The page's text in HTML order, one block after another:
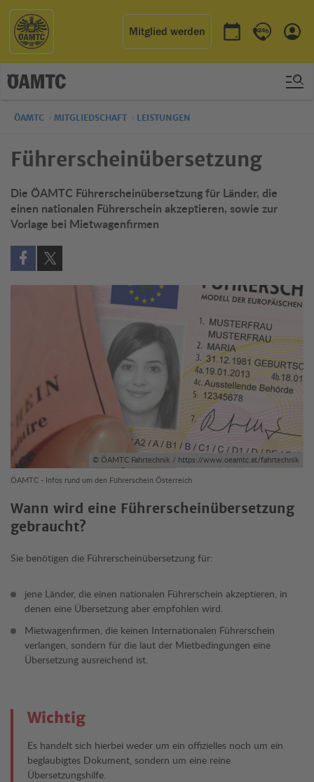
Mitglied werden
Termin buchen
Kontakt &
ÖAMTC MITGLIEDSCHAFT LEISTUNGEN
Führerscheinübersetzung
Die ÖAMTC Führerscheinübersetzung für Länder, die
einen nationalen Führerschein akzeptieren, sowie zur
Vorlage bei Mietwagenfirmen
Auf Facebook teilen (öffnet in neuem Fenster)
Auf X teilen (öffnet in neuem Fenster)
© ÖAMTC Fahrtechnik / https://www.oeamtc.at/fahrtechnik
ÖAMTC - Infos rund um den Führerschein Österreich
Wann wird eine Führerscheinübersetzung
gebraucht?
Sie benötigen die Führerscheinübersetzung für:
jene Länder, die einen nationalen Führerschein akzeptieren, in
denen eine Übersetzung aber empfohlen wird.
Mietwagenfirmen, die keinen Internationalen Führerschein
verlangen, sondern für die laut der Mietbedingungen eine
Übersetzung ausreichend ist.
Wichtig
Es handelt sich hierbei weder um ein offizielles noch um ein
beglaubigtes Dokument, sondern um eine reine
Übersetzungshilfe.